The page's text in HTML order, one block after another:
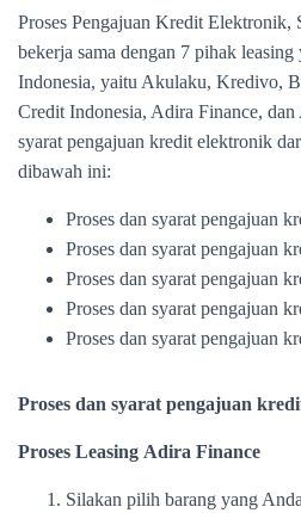
Proses Pengajuan Kredit
bekerja sama dengan 7 pihak leasing
Indonesia, yaitu Akulaku, Kredivo,
Credit Indonesia, Adira Finance,
syarat pengajuan kredit elektronik
dibawah ini:
Proses dan syarat pengajuan
Proses dan syarat pengajuan
Proses dan syarat pengajuan
Proses dan syarat pengajuan
Proses dan syarat pengajuan
Proses dan syarat pengajuan
Proses Leasing Adira Finance
Silakan pilih barang yang